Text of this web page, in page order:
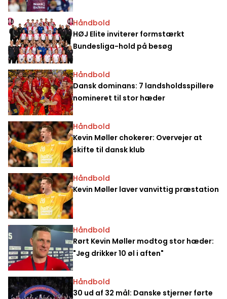
Håndbold
HØJ Elite inviterer formstærkt
Bundesliga-hold på besøg
Håndbold
Dansk dominans: 7 landsholdsspillere
nomineret til stor hæder
Håndbold
Kevin Møller chokerer: Overvejer at
skifte til dansk klub
Håndbold
Kevin Møller laver vanvittig præstation
Håndbold
Rørt Kevin Møller modtog stor hæder:
"Jeg drikker 10 øl i aften"
Håndbold
30 ud af 32 mål: Danske stjerner førte